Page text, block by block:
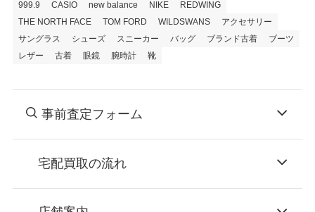
999.9 CASIO new balance NIKE
REDWING
THE NORTH FACE
TOM FORD WILDSWANS
アクセサリー
サングラス
シューズ スニーカー バッグ ブランド古着
ブーツ
レザー
古着 眼鏡 腕時計 靴
事前査定フォーム
宅配買取の流れ
お申込み